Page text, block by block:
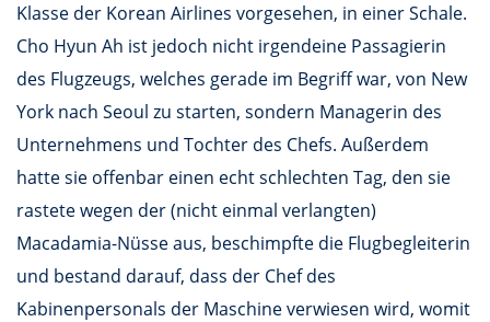
Klasse der Korean Airlines vorgesehen, in einer Schale.
Cho Hyun Ah ist jedoch nicht irgendeine Passagierin
des Flugzeugs, welches gerade im Begriff war, von New
York nach Seoul zu starten, sondern Managerin des
Unternehmens und Tochter des Chefs. Außerdem
hatte sie offenbar einen echt schlechten Tag, den sie
rastete wegen der (nicht einmal verlangten)
Macadamia-Nüsse aus, beschimpfte die Flugbegleiterin
und bestand darauf, dass der Chef des
Kabinenpersonals der Maschine verwiesen wird, womit